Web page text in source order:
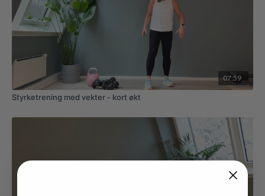
07:59
Styrketrening med vekter - kort økt